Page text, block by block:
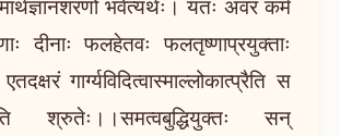
भवेत्यर्थः। यतः अवरं कर्म
दीनाः फलहेतवः फलतृष्णाप्रयुक्ताः
गार्ग्यविदित्वास्माल्लोकात्प्रैति स
श्रुतेः।।समत्वबुद्धियुक्तः सन्